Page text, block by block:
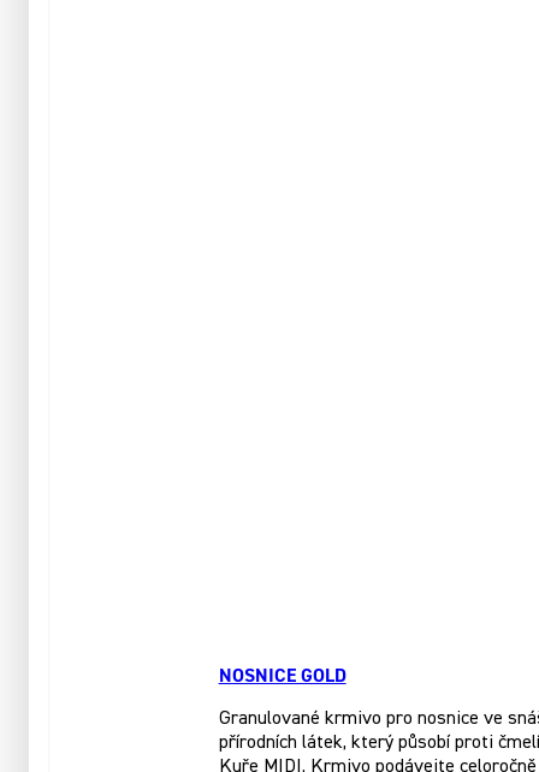
NOSNICE GOLD
Granulované krmivo pro nosnice ve
přírodních látek, který působí proti
Kuře MIDI. Krmivo podávejte